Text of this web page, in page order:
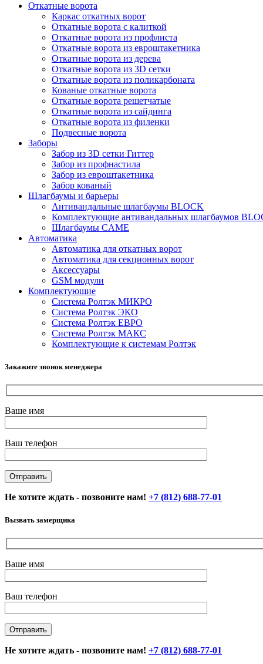
Откатные ворота
Каркас откатных ворот
Откатные ворота с калиткой
Откатные ворота из профлиста
Откатные ворота из евроштакетника
Откатные ворота из дерева
Откатные ворота из 3D сетки
Откатные ворота из поликарбоната
Кованые откатные ворота
Откатные ворота решетчатые
Откатные ворота из сайдинга
Откатные ворота из филенки
Подвесные ворота
Заборы
Забор из 3D сетки Гиттер
Забор из профнастила
Забор из евроштакетника
Забор кованый
Шлагбаумы и барьеры
Антивандальные шлагбаумы BLOCK
Комплектующие антивандальных шлагбаумов
Шлагбаумы CAME
Автоматика
Автоматика для откатных ворот
Автоматика для секционных ворот
Аксессуары
GSM модули
Комплектующие
Система Ролтэк МИКРО
Система Ролтэк ЭКО
Система Ролтэк ЕВРО
Система Ролтэк МАКС
Комплектующие к системам Ролтэк
Закажите звонок менеджера
Ваше имя
Ваш телефон
Не хотите ждать - позвоните нам! +7 (812) 688-77-01
Вызвать замерщика
Ваше имя
Ваш телефон
Не хотите ждать - позвоните нам! +7 (812) 688-77-01